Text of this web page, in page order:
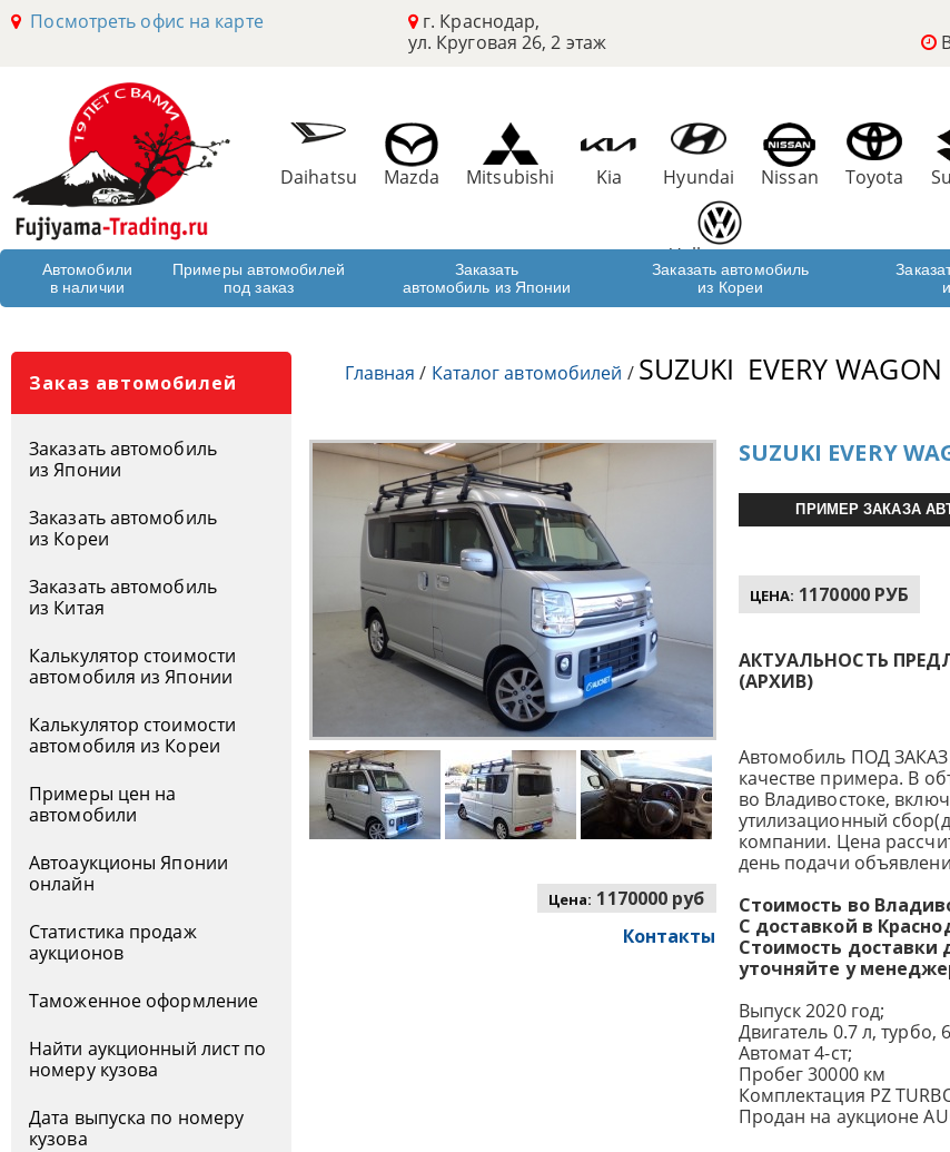
Посмотреть офис на карте
г. Краснодар,
ул. Круговая 26, 2 этаж
Daihatsu Mazda Mitsubishi Kia Hyundai Nissan Toyota
Volkswagen
Автомобили
в наличии
Примеры автомобилей
под заказ
Заказать
автомобиль из Японии
Заказать автомобиль
из Кореи
Заказ автомобилей
Заказать автомобиль
из Японии
Заказать автомобиль
из Кореи
Заказать автомобиль
из Китая
Калькулятор стоимости
автомобиля из Японии
Калькулятор стоимости
автомобиля из Кореи
Примеры цен на
автомобили
Автоаукционы Японии
онлайн
Статистика продаж
аукционов
Таможенное оформление
Найти аукционный лист по
номеру кузова
Дата выпуска по номеру
кузова
Главная / Каталог автомобилей / SUZUKI EVERY WAGON
Цена: 1170000 руб
Контакты
SUZUKI EVERY
ПРИМЕР ЗАКАЗА
ЦЕНА: 1170000 РУБ
АКТУАЛЬНОСТЬ
(АРХИВ)
Автомобиль ПОД
качестве примера. В
во Владивостоке,
утилизационный
компании. Цена
день подачи
Стоимость во
С доставкой в
Стоимость доставки
уточняйте у
Выпуск 2020 год;
Двигатель 0.7 л, турбо,
Автомат 4-ст;
Пробег 30000 км
Комплектация PZ
Продан на аукционе